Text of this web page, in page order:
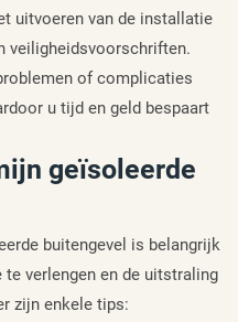
uitvoeren van de installatie
veiligheidsvoorschriften.
of complicaties
u tijd en geld bespaart
geïsoleerde
buitengevel is belangrijk
verlengen en de uitstraling
zijn enkele tips: